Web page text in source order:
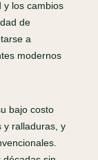
y los cambios
de
a
modernos
bajo costo
y ralladuras, y